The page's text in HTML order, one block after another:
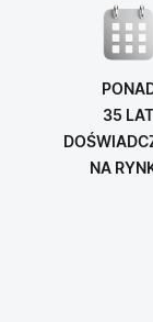
35 LAT
NA